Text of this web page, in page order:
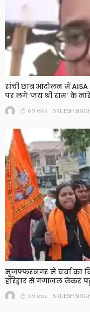
रांची छात्र आंदोलन में
पर लगे ‘जय श्री राम’ के
6 Views BRIJESH
मुजफ्फरनगर में चर्चा का
हरिद्वार से गंगाजल लेकर
5 Views BRIJESH